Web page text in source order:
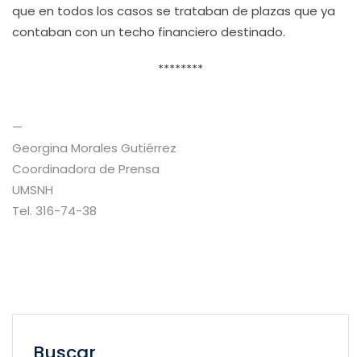
que en todos los casos se trataban de plazas que ya
contaban con un techo financiero destinado.
********
—
Georgina Morales Gutiérrez
Coordinadora de Prensa
UMSNH
Tel. 316-74-38